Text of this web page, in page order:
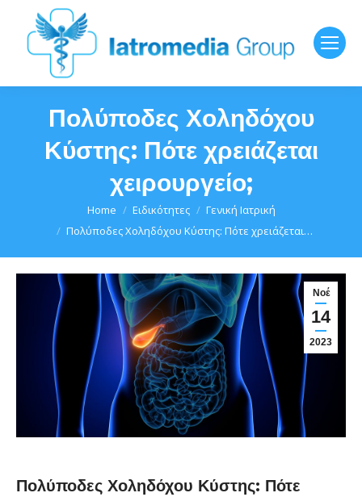
Πολύποδες Χοληδόχου
Κύστης: Πότε χρειάζεται
χειρουργείο;
Home Ειδικότητες
Γενική Ιατρική
Πολύποδες Χοληδόχου Κύστης: Πότε χρειάζεται…
Νοέ
14
2023
Πολύποδες Χοληδόχου Κύστης: Πότε